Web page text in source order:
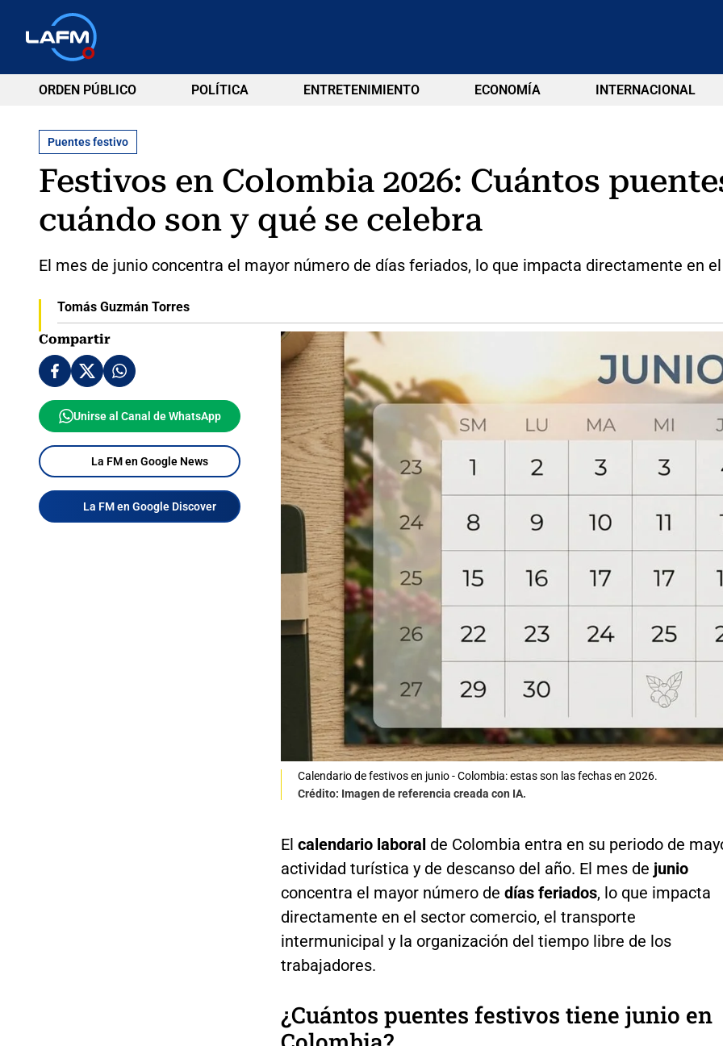
ORDEN PÚBLICO POLÍTICA ENTRETENIMIENTO ECONOMÍA INTERNACIONAL
Puentes festivo
Festivos en Colombia 2026: Cuántos
cuándo son y qué se celebra
El mes de junio concentra el mayor número de días feriados, lo que impacta directamente en
Tomás Guzmán Torres
Compartir
Unirse al Canal de WhatsApp
La FM en Google News
La FM en Google Discover
Calendario de festivos en junio - Colombia: estas son las fechas en 2026.
Crédito: Imagen de referencia creada con IA.
El calendario laboral de Colombia entra en su periodo de
actividad turística y de descanso del año. El mes de junio
concentra el mayor número de días feriados, lo que impacta
directamente en el sector comercio, el transporte
intermunicipal y la organización del tiempo libre de los
trabajadores.
¿Cuántos puentes festivos tiene junio en